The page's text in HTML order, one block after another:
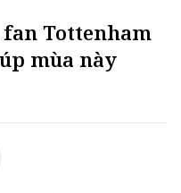
Tottenham
mùa này